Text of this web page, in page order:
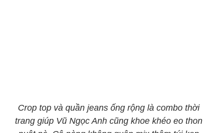
Crop top và quần jeans ống rộng là combo thời
trang giúp Vũ Ngọc Anh cũng khoe khéo eo thon